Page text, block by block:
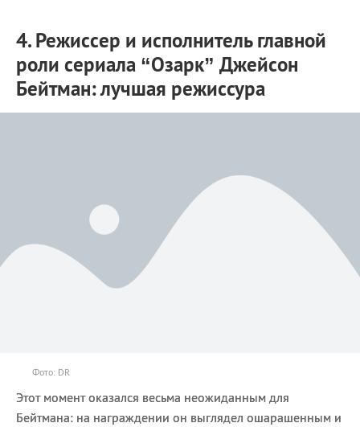
4. Режиссер и исполнитель главной
роли сериала “Озарк” Джейсон
Бейтман: лучшая режиссура
Фото: DR
Этот момент оказался весьма неожиданным для
Бейтмана: на награждении он выглядел ошарашенным и